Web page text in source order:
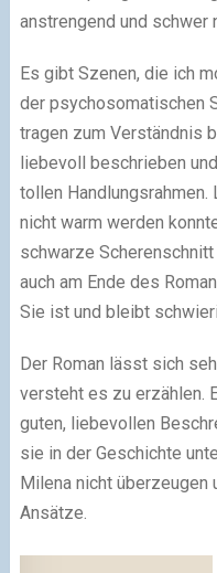
anstrengend und schwer
Es gibt Szenen, die ich
der psychosomatischen
tragen zum Verständnis
liebevoll beschrieben
tollen
nicht warm werden
schwarze
auch am Ende des
Sie ist und bleibt
Der Roman lässt sich
versteht es zu erzählen.
guten, liebevollen
sie in der Geschichte
Milena nicht überzeugen
Ansätze.